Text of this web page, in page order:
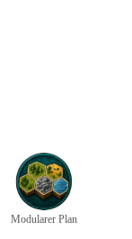
Modularer Plan